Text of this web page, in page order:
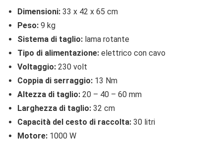
Dimensioni: 33 x 42 x 65 cm
Peso: 9 kg
Sistema di taglio: lama rotante
Tipo di alimentazione: elettrico con cavo
Voltaggio: 230 volt
Coppia di serraggio: 13 Nm
Altezza di taglio: 20 – 40 – 60 mm
Larghezza di taglio: 32 cm
Capacità del cesto di raccolta: 30 litri
Motore: 1000 W